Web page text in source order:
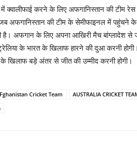
क्वालीफाई करने के लिए अफगानिस्तान की
अफगानिस्तान की टीम के सेमीफाइनल में पहुंचने
अफगान के लिए अपना आखिरी मैच बांग्लादेश से
के भारत के खिलाफ हारने की दुआ करनी
खिलाफ बड़े अंतर से जीत की उम्मीद करनी होगी।
Cricket Team AUSTRALIA CRICKET